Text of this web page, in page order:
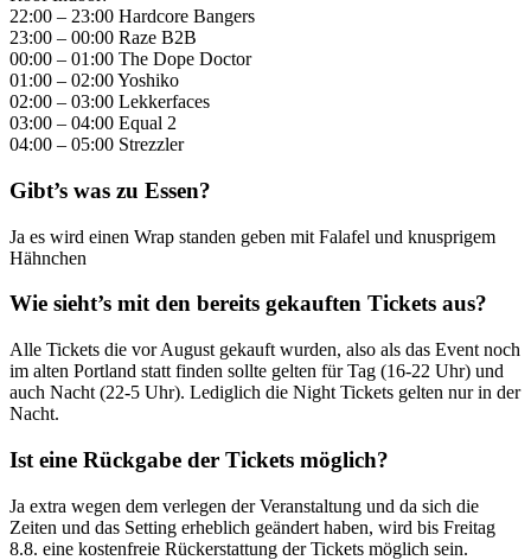
22:00 – 23:00 Hardcore Bangers
23:00 – 00:00 Raze B2B
00:00 – 01:00 The Dope Doctor
01:00 – 02:00 Yoshiko
02:00 – 03:00 Lekkerfaces
03:00 – 04:00 Equal 2
04:00 – 05:00 Strezzler
Gibt’s was zu Essen?
Ja es wird einen Wrap standen geben mit Falafel und knusprigem
Hähnchen
Wie sieht’s mit den bereits gekauften Tickets aus?
Alle Tickets die vor August gekauft wurden, also als das Event noch
im alten Portland statt finden sollte gelten für Tag (16-22 Uhr) und
auch Nacht (22-5 Uhr). Lediglich die Night Tickets gelten nur in der
Nacht.
Ist eine Rückgabe der Tickets möglich?
Ja extra wegen dem verlegen der Veranstaltung und da sich die
Zeiten und das Setting erheblich geändert haben, wird bis Freitag
8.8. eine kostenfreie Rückerstattung der Tickets möglich sein.